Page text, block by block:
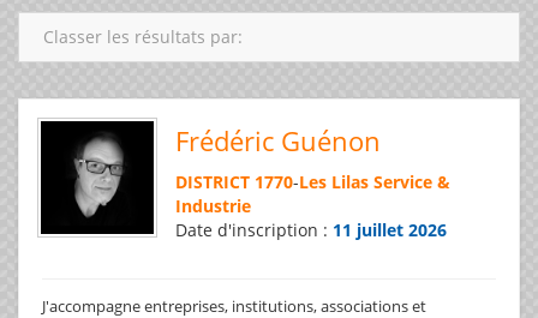
Classer les résultats par:
Frédéric Guénon
DISTRICT 1770-Les Lilas Service &
Industrie
Date d'inscription : 11 juillet 2026
J'accompagne entreprises, institutions, associations et